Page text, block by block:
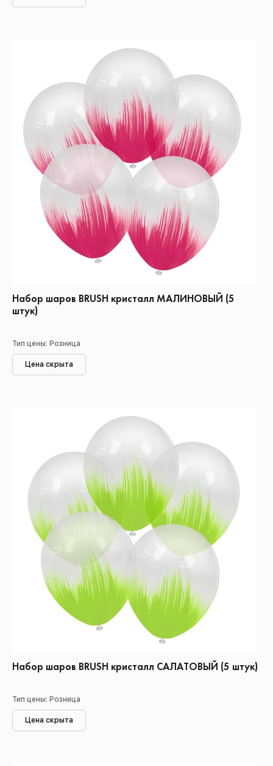
Набор шаров BRUSH кристалл МАЛИНОВЫЙ (5
штук)
Тип цены: Розница
Цена скрыта
Набор шаров BRUSH кристалл САЛАТОВЫЙ (5 штук)
Тип цены: Розница
Цена скрыта